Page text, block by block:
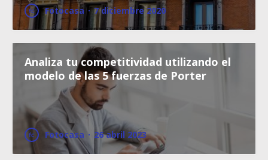
Fotocasa · 7 diciembre 2020
Analiza tu competitividad utilizando el
modelo de las 5 fuerzas de Porter
Fotocasa · 26 abril 2023